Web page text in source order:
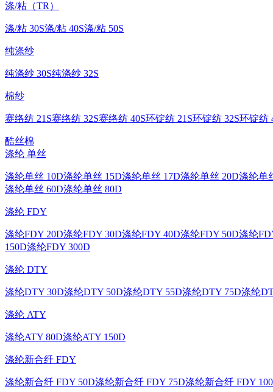
涤/粘（TR）
涤/粘 30S涤/粘 40S涤/粘 50S
纯涤纱
纯涤纱 30S纯涤纱 32S
棉纱
赛络纺 21S赛络纺 32S赛络纺 40S环锭纺 21S环锭纺 32S环锭纺
酷丝棉
涤纶 单丝
涤纶单丝 10D涤纶单丝 15D涤纶单丝 17D涤纶单丝 20D涤纶单
涤纶单丝 60D涤纶单丝 80D
涤纶 FDY
涤纶FDY 20D涤纶FDY 30D涤纶FDY 40D涤纶FDY 50D涤纶
150D涤纶FDY 300D
涤纶 DTY
涤纶DTY 30D涤纶DTY 50D涤纶DTY 55D涤纶DTY 75D涤纶
涤纶 ATY
涤纶ATY 80D涤纶ATY 150D
涤纶新合纤 FDY
涤纶新合纤 FDY 50D涤纶新合纤 FDY 75D涤纶新合纤 FDY